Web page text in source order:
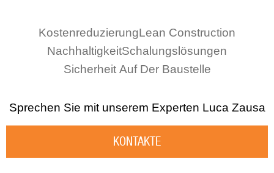
KostenreduzierungLean Construction
NachhaltigkeitSchalungslösungen
Sicherheit Auf Der Baustelle
Sprechen Sie mit unserem Experten Luca Zausa
KONTAKTE